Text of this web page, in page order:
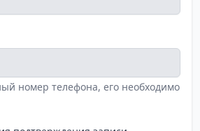
номер телефона, его необходимо